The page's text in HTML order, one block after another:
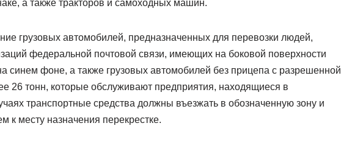
а также тракторов и самоходных машин.
грузовых автомобилей, предназначенных для перевозки людей,
федеральной почтовой связи, имеющих на боковой поверхности
синем фоне, а также грузовых автомобилей без прицепа с разрешенной
26 тонн, которые обслуживают предприятия, находящиеся в
транспортные средства должны въезжать в обозначенную зону и
к месту назначения перекрестке.